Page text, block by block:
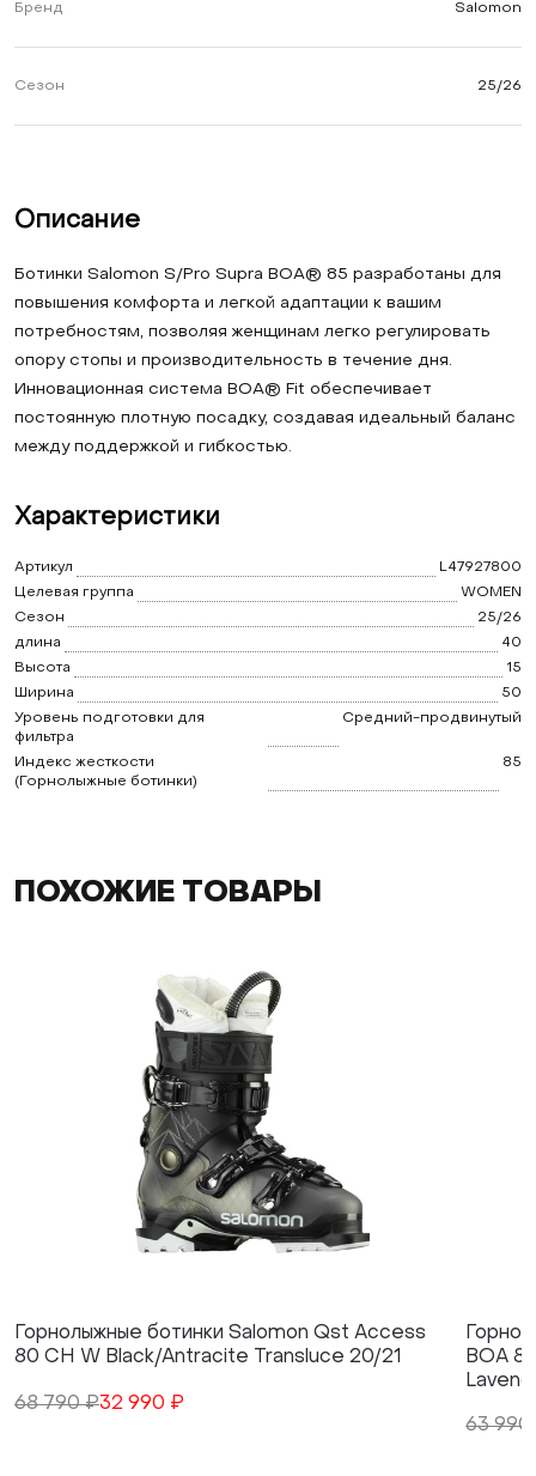
Бренд Salomon
Сезон 25/26
Описание
Ботинки Salomon S/Pro Supra BOA® 85 разработаны для
повышения комфорта и легкой адаптации к вашим
потребностям, позволяя женщинам легко регулировать
опору стопы и производительность в течение дня.
Инновационная система BOA® Fit обеспечивает
постоянную плотную посадку, создавая идеальный баланс
между поддержкой и гибкостью.
Характеристики
Артикул
L47927800
Целевая группа
WOMEN
Сезон
25/26
длина
40
Высота
15
Ширина
50
Уровень подготовки для
фильтра
Средний-продвинутый
Индекс жесткости
(Горнолыжные ботинки)
85
ПОХОЖИЕ ТОВАРЫ
Горнолыжные ботинки Salomon Qst Access
80 CH W Black/Antracite Transluce 20/21
68 790 ₽32 990 ₽
BOA
63 990